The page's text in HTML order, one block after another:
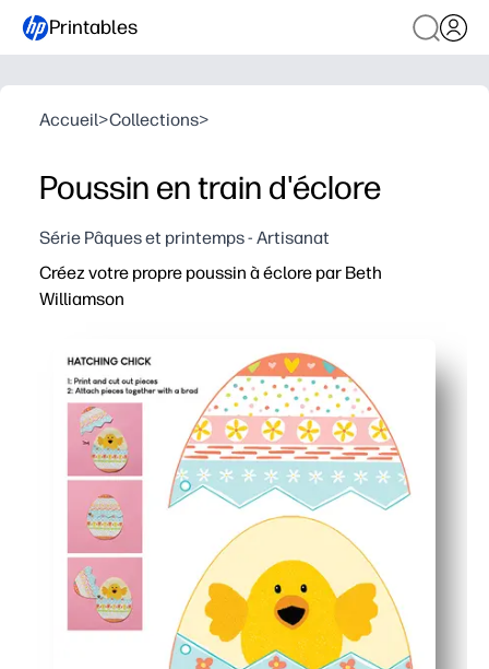
Printables
Accueil>Collections>
Poussin en train d'éclore
Série Pâques et printemps - Artisanat
Créez votre propre poussin à éclore par Beth
Williamson
Il vous suffit d'imprimer, de colorier et de découper,
Vous obtenez un thème printanier pratique qui
Vous développez votre motricité fine et vous suivez
Vous pouvez l'utiliser en classe, à la maison ou pour